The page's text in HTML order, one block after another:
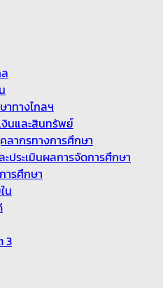
ทางไกลฯ
งินและสินทรัพย์
ากรทางการศึกษา
ประเมินผลการจัดการศึกษา
ารศึกษา
น
3